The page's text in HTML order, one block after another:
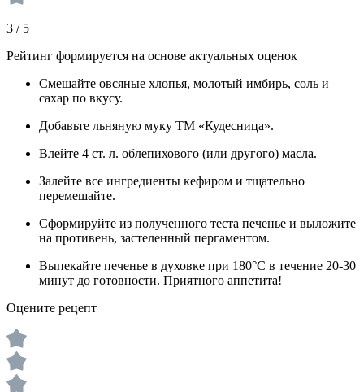
3 / 5
Рейтинг формируется на основе актуальных оценок
Смешайте овсяные хлопья, молотый имбирь, соль и
сахар по вкусу.
Добавьте льняную муку ТМ «Кудесница».
Влейте 4 ст. л. облепихового (или другого) масла.
Залейте все ингредиенты кефиром и тщательно
перемешайте.
Сформируйте из полученного теста печенье и выложите
на противень, застеленный пергаментом.
Выпекайте печенье в духовке при 180°C в течение 20-30
минут до готовности. Приятного аппетита!
Оцените рецепт